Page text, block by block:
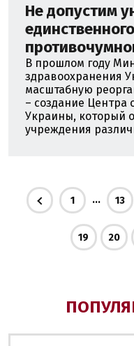
Не допустим
В прошлом году
здравоохранения
масштабную
– создание Центра
Украины, который
учреждения
1 ... 13
19 20